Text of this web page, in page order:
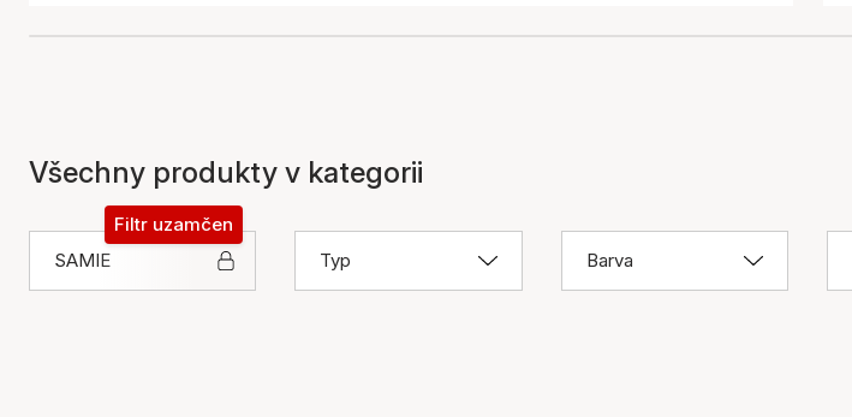
Všechny produkty v kategorii
SAMIE
Filtr uzamčen
Typ
Barva